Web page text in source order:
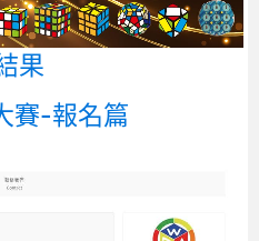
果
賽-報名篇